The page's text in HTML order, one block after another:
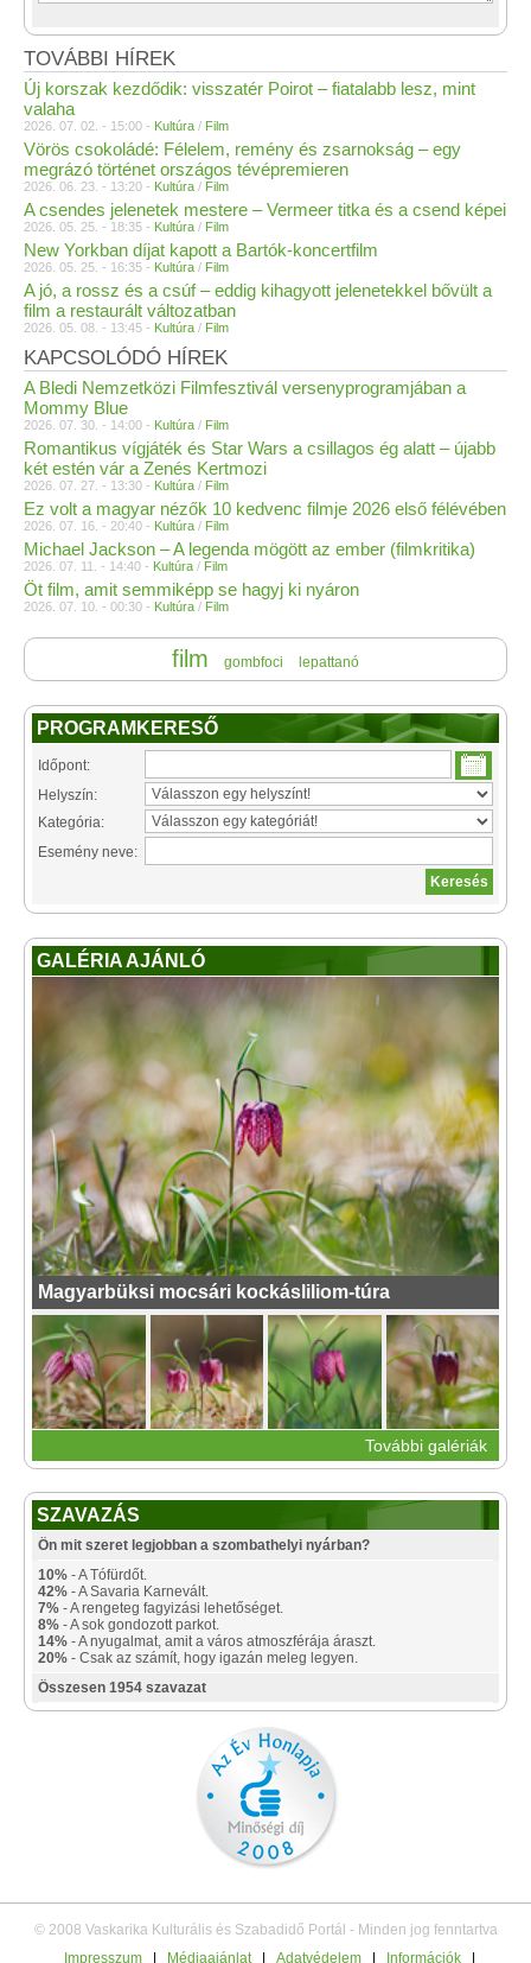
TOVÁBBI HÍREK
Új korszak kezdődik: visszatér Poirot – fiatalabb lesz, mint
valaha
2026. 07. 02. - 15:00 - Kultúra / Film
Vörös csokoládé: Félelem, remény és zsarnokság – egy
megrázó történet országos tévépremieren
2026. 06. 23. - 13:20 - Kultúra / Film
A csendes jelenetek mestere – Vermeer titka és a csend képei
2026. 05. 25. - 18:35 - Kultúra / Film
New Yorkban díjat kapott a Bartók-koncertfilm
2026. 05. 25. - 16:35 - Kultúra / Film
A jó, a rossz és a csúf – eddig kihagyott jelenetekkel bővült a
film a restaurált változatban
2026. 05. 08. - 13:45 - Kultúra / Film
KAPCSOLÓDÓ HÍREK
A Bledi Nemzetközi Filmfesztivál versenyprogramjában a
Mommy Blue
2026. 07. 30. - 14:00 - Kultúra / Film
Romantikus vígjáték és Star Wars a csillagos ég alatt – újabb
két estén vár a Zenés Kertmozi
2026. 07. 27. - 13:30 - Kultúra / Film
Ez volt a magyar nézők 10 kedvenc filmje 2026 első félévében
2026. 07. 16. - 20:40 - Kultúra / Film
Michael Jackson – A legenda mögött az ember (filmkritika)
2026. 07. 11. - 14:40 - Kultúra / Film
Öt film, amit semmiképp se hagyj ki nyáron
2026. 07. 10. - 00:30 - Kultúra / Film
film gombfoci lepattanó
PROGRAMKERESŐ
Időpont:
Helyszín:
Kategória:
Esemény neve:
GALÉRIA AJÁNLÓ
Magyarbüksi mocsári kockásliliom-túra
További galériák
SZAVAZÁS
Ön mit szeret legjobban a szombathelyi nyárban?
10% - A Tófürdőt.
42% - A Savaria Karnevált.
7% - A rengeteg fagyizási lehetőséget.
8% - A sok gondozott parkot.
14% - A nyugalmat, amit a város atmoszférája áraszt.
20% - Csak az számít, hogy igazán meleg legyen.
Összesen 1954 szavazat
© 2008 Vaskarika Kulturális és Szabadidő Portál - Minden jog fenntartva
Impresszum
Médiaajánlat Adatvédelem Információk